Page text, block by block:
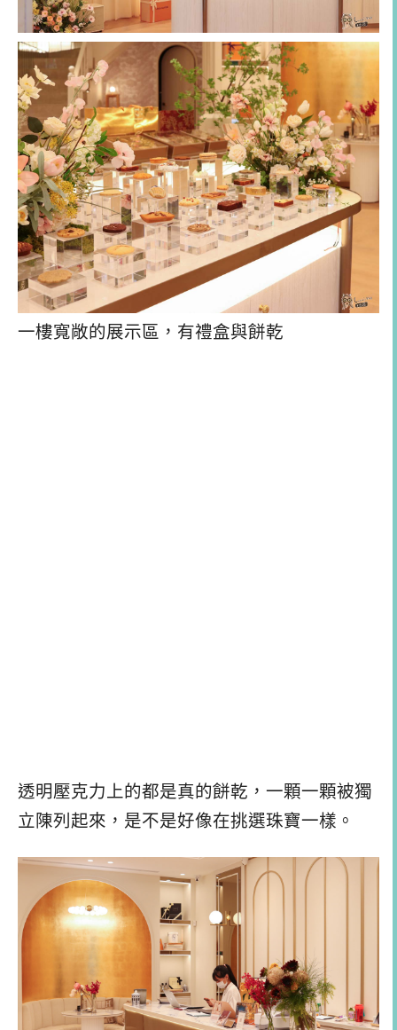
一樓寬敞的展示區，有禮盒與餅乾
透明壓克力上的都是真的餅乾，一顆一顆被獨
立陳列起來，是不是好像在挑選珠寶一樣。